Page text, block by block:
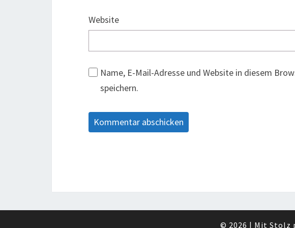
Website
Name, E-Mail-Adresse und Website in diesem
speichern.
© 2026 | Mit Stolz